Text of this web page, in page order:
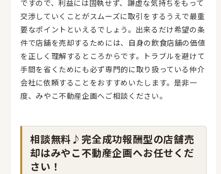
ですので、利益には固執せず、謙虚な気持ちをもって
交渉していくことがスムーズに取引をするうえで最重
要なポイントといえるでしょう。出来るだけ希望の条
件で店舗を売却するためには、自身の飲食店舗の価値
を正しく理解するところからです。トラブルを避けて
手間を省くためにも必ず専門的に取り扱っている仲介
会社に依頼することをおすすめいたします。是非一
度、みやこ不動産企画へご相談ください。
相談無料♪完全成功報酬型の店舗売
却はみやこ不動産企画へお任せくだ
さい！